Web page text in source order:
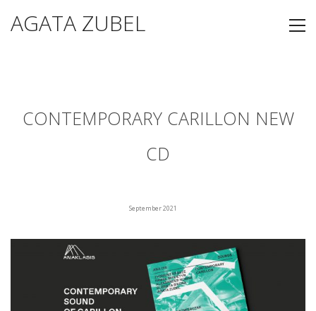
AGATA ZUBEL
CONTEMPORARY CARILLON NEW
CD
September 2021